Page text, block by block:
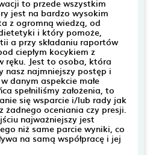
to przede wszystkim
jest na bardzo wysokim
z ogromną wiedzą, od
i który pomoże,
a przy składaniu raportów
ciepłym kocykiem z
ręku. Jest to osoba, która
nasz najmniejszy postęp i
danym aspekcie małe
spełniliśmy założenia, to
się wsparcie i/lub rady jak
żadnego oceniania czy presji.
najważniejszy jest
niż same parcie wyniki, co
na samą współpracę i jej